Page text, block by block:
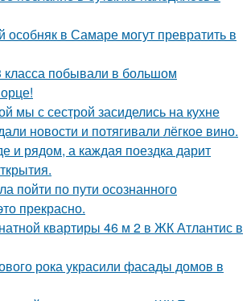
в Самаре могут превратить в
побывали в большом
мы с сестрой засиделись на кухне
новости и потягивали лёгкое вино.
и рядом, а каждая поездка дарит
пойти по пути осознанного
прекрасно.
квартиры 46 м 2 в ЖК Атлантис в
рока украсили фасады домов в